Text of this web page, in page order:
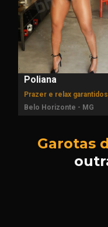
Poliana
Prazer e relax
Belo Horizonte - MG
Garotas